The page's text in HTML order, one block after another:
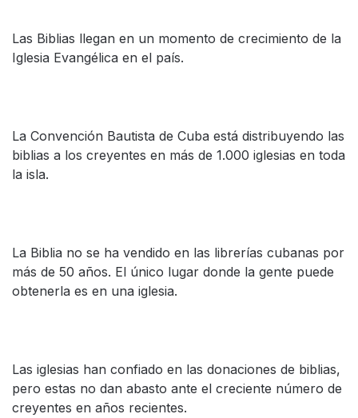
Las Biblias llegan en un momento de crecimiento de la
Iglesia Evangélica en el país.
La Convención Bautista de Cuba está distribuyendo las
biblias a los creyentes en más de 1.000 iglesias en toda
la isla.
La Biblia no se ha vendido en las librerías cubanas por
más de 50 años. El único lugar donde la gente puede
obtenerla es en una iglesia.
Las iglesias han confiado en las donaciones de biblias,
pero estas no dan abasto ante el creciente número de
creyentes en años recientes.